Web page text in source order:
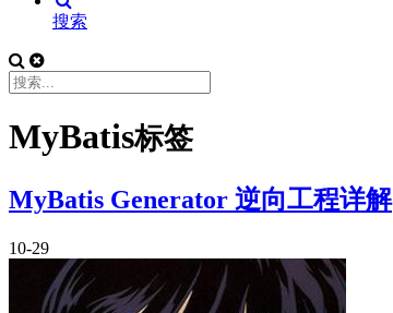
搜索
MyBatis标签
MyBatis Generator 逆向工程详解
10-29